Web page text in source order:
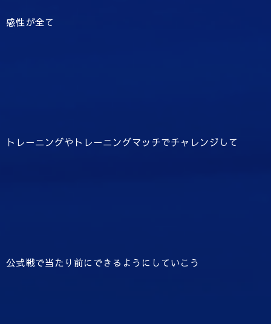
感性が全て
トレーニングやトレーニングマッチでチャレンジして
公式戦で当たり前にできるようにしていこう